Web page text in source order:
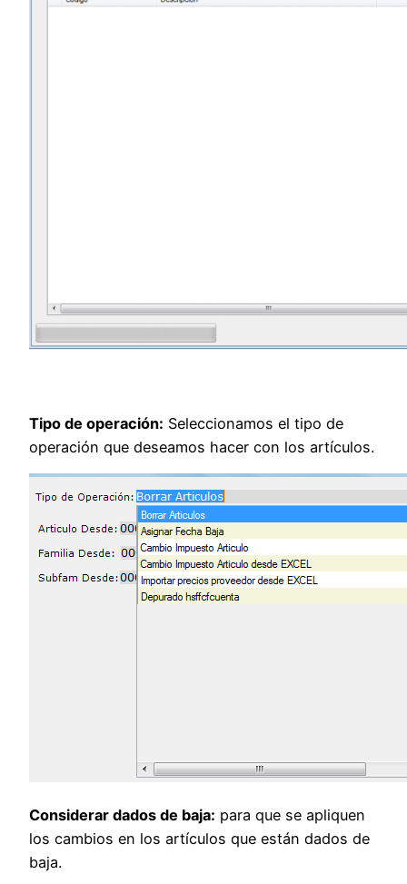
Tipo de operación: Seleccionamos el tipo de
operación que deseamos hacer con los artículos.
Considerar dados de baja: para que se apliquen
los cambios en los artículos que están dados de
baja.